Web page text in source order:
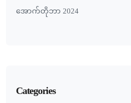
အောက်တိုဘာ 2024
Categories